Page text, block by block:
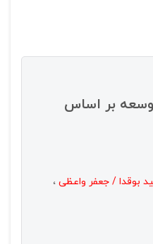
بر اساس
بوقدا / جعفر واعظی ،